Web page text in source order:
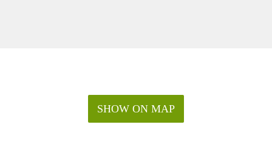
SHOW ON MAP